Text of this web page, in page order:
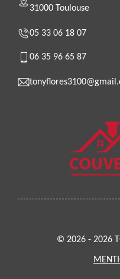
31000 Toulouse
05 33 06 18 07
06 35 96 65 87
© 2026 - 2026